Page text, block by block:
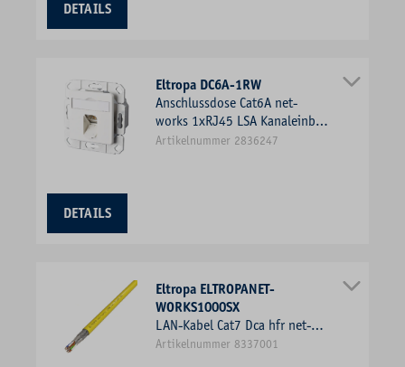
DETAILS
Eltropa DC6A-1RW
Anschlussdose Cat6A net-
works 1xRJ45 LSA Kanaleinb
Bodentank/Unterflur rws
Artikelnummer 2836247
DETAILS
Eltropa ELTROPANET-
WORKS1000SX
LAN-Kabel Cat7 Dca hfr net-
works R100 4x2xAWG23 ge
Artikelnummer 8337001